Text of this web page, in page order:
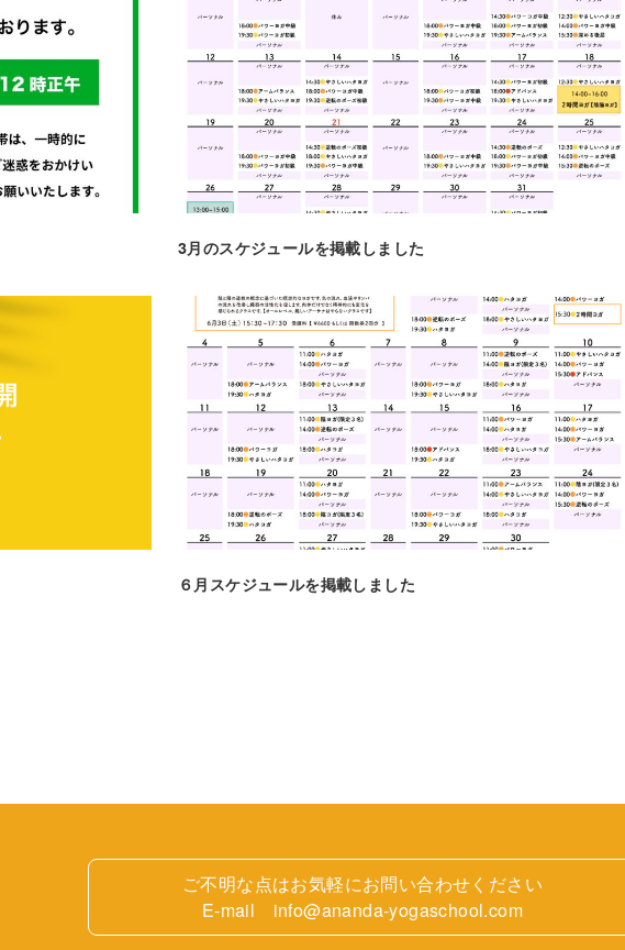
3月のスケジュールを掲載しました
６月スケジュールを掲載しました
ご不明な点はお気軽にお問い合わせください
E-mail info@ananda-yogaschool.com